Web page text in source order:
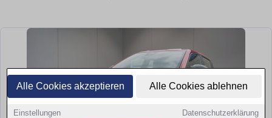
Alle Cookies akzeptieren Alle Cookies ablehnen
Einstellungen Datenschutzerklärung